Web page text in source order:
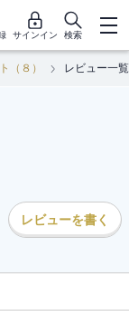
サインイン 検索
（８） レビュー一覧
レビューを書く